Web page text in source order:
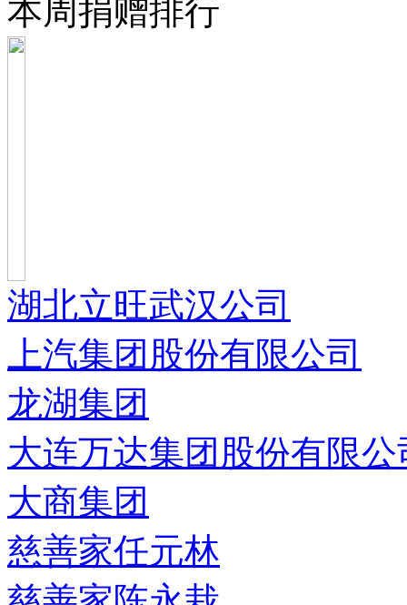
本周捐赠排行
湖北立旺武汉公司
上汽集团股份有限公司
龙湖集团
大连万达集团股份有限公
大商集团
慈善家任元林